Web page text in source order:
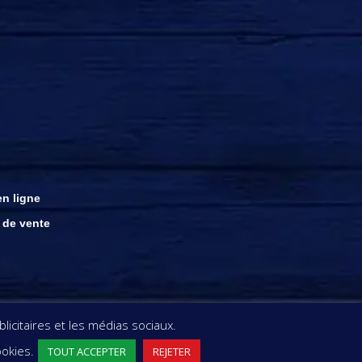
ligne
vente
MODÉRATION
et les médias sociaux.
TOUT ACCEPTER REJETER